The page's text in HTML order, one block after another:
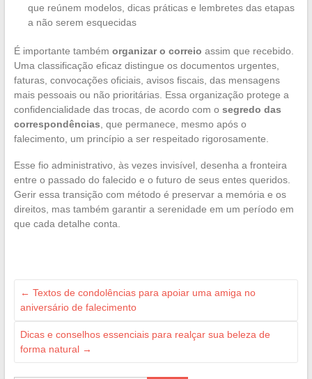
que reúnem modelos, dicas práticas e lembretes das etapas
a não serem esquecidas
É importante também organizar o correio assim que recebido.
Uma classificação eficaz distingue os documentos urgentes,
faturas, convocações oficiais, avisos fiscais, das mensagens
mais pessoais ou não prioritárias. Essa organização protege a
confidencialidade das trocas, de acordo com o segredo das
correspondências , que permanece, mesmo após o
falecimento, um princípio a ser respeitado rigorosamente.
Esse fio administrativo, às vezes invisível, desenha a fronteira
entre o passado do falecido e o futuro de seus entes queridos.
Gerir essa transição com método é preservar a memória e os
direitos, mas também garantir a serenidade em um período em
que cada detalhe conta.
← Textos de condolências para apoiar uma amiga no
aniversário de falecimento
Dicas e conselhos essenciais para realçar sua beleza de
forma natural →